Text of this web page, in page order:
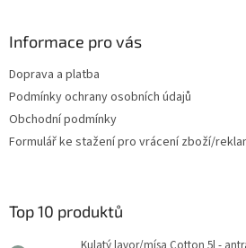
Informace pro vás
Doprava a platba
Podmínky ochrany osobních údajů
Obchodní podmínky
Formulář ke stažení pro vrácení zboží/
Top 10 produktů